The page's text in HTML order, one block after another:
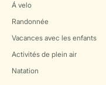
Á velo
Randonnée
Vacances avec les enfants
Activités de plein air
Natation